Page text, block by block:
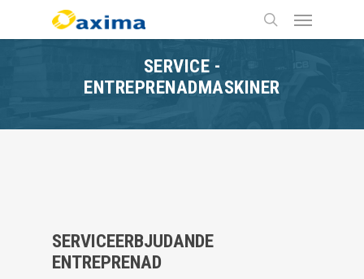
search
Menu
SERVICE -
ENTREPRENADMASKINER
SERVICEERBJUDANDE
ENTREPRENAD